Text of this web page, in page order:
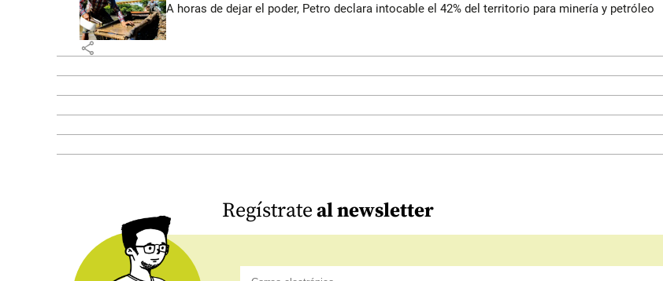
A horas de dejar el poder, Petro declara intocable el 42% del territorio para minería y petróleo
share
Regístrateal newsletter